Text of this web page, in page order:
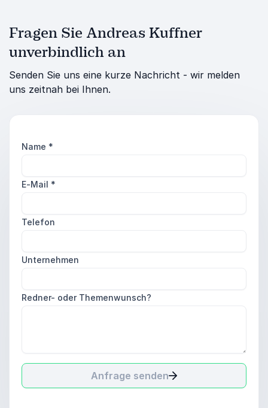
Fragen Sie Andreas Kuffner
unverbindlich an
Senden Sie uns eine kurze Nachricht - wir melden
uns zeitnah bei Ihnen.
Name *
E-Mail *
Telefon
Unternehmen
Redner- oder Themenwunsch?
Anfrage senden